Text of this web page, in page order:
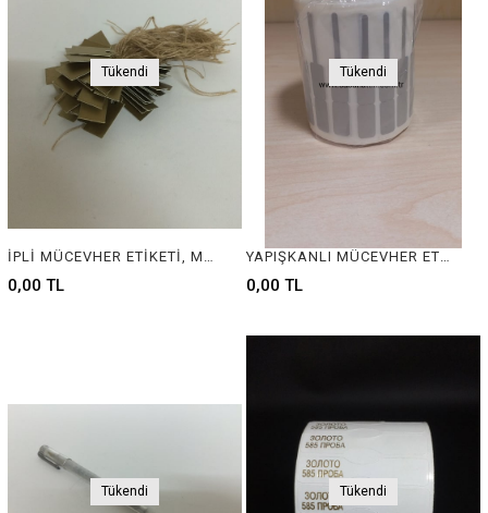
Tükendi
İPLİ MÜCEVHER ETİKETİ, MÜCEVHER ETİKETİ, TAKI ETİKETİ, BARKOD ETİKETİ, PIRLANTA ETİKETİ, GÜMÜŞÇÜ ETİKETİ, BİJÜTERİ ETİKETİ, KUYUMCU ETİKETİ, JEWELRY TAG, JEWELRY LABEL, BARCOD TAG, SILVER TAG, GOLD TAG , DIAMOND TAG
0,00 TL
Tükendi
YAPIŞKANLI MÜCEVHER ETİKETİ, MÜCEVHER ETİKETİ, TAKI ETİKETİ, BARKOD ETİKETİ, PIRLANTA ETİKETİ, GÜMÜŞÇÜ ETİKETİ, BİJÜTERİ ETİKETİ, KUYUMCU ETİKETİ, JEWELRY TAG, JEWELRY LABEL, BARCOD TAG, SILVER TAG, GOLD TAG , DIAMOND TAG
0,00 TL
Tükendi Tükendi